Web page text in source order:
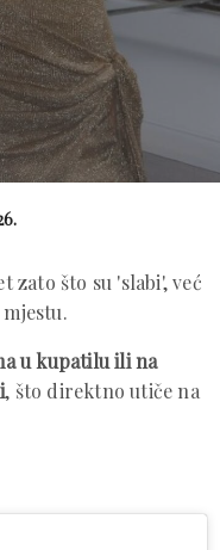
zato što su 'slabi', već
u kupatilu ili na
, što direktno utiče na